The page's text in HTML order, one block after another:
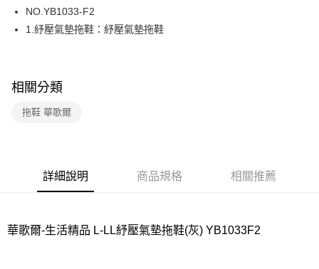
每筆NT$80，滿NT$1,000(含以上)免運費
NO.YB1033-F2
1.紓壓氣墊拖鞋：紓壓氣墊拖鞋
相關分類
拖鞋 華歌爾
詳細說明 商品規格 相關推薦
華歌爾-生活精品 L-LL紓壓氣墊拖鞋(灰) YB1033F2